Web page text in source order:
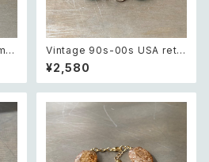
サ
Vintage 90s-00s USA retr
o blue shell beads bracele
t レトロ アメリカ ヴィンテージ
アクセサリー ブルー シェル ビー
¥2,580